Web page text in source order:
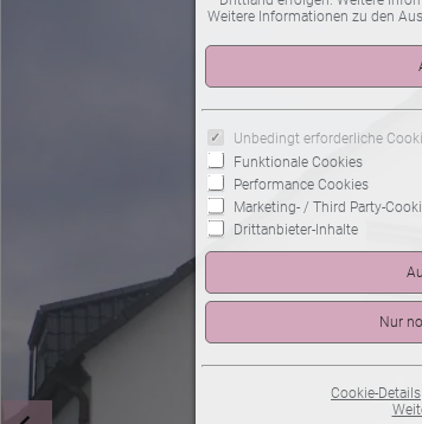
Weitere Informationen zu den
Unbedingt erforderliche
Funktionale Cookies
Performance Cookies
Marketing- / Third Party-
Drittanbieter-Inhalte
Cookie-Details